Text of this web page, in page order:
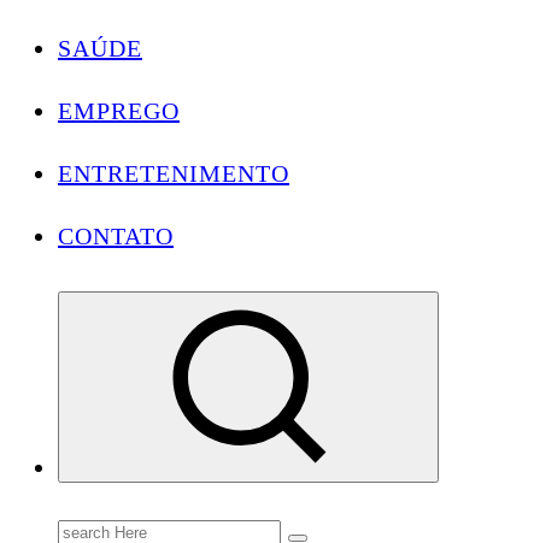
SAÚDE
EMPREGO
ENTRETENIMENTO
CONTATO
Conectando você às notícias do Brasil e do mundo com rapidez e confiabilidade.
Search